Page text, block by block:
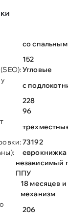
со
152
Угловые
с
228
96
73192
еврокнижка
независимый
ППУ
18 месяцев и
механизм
206